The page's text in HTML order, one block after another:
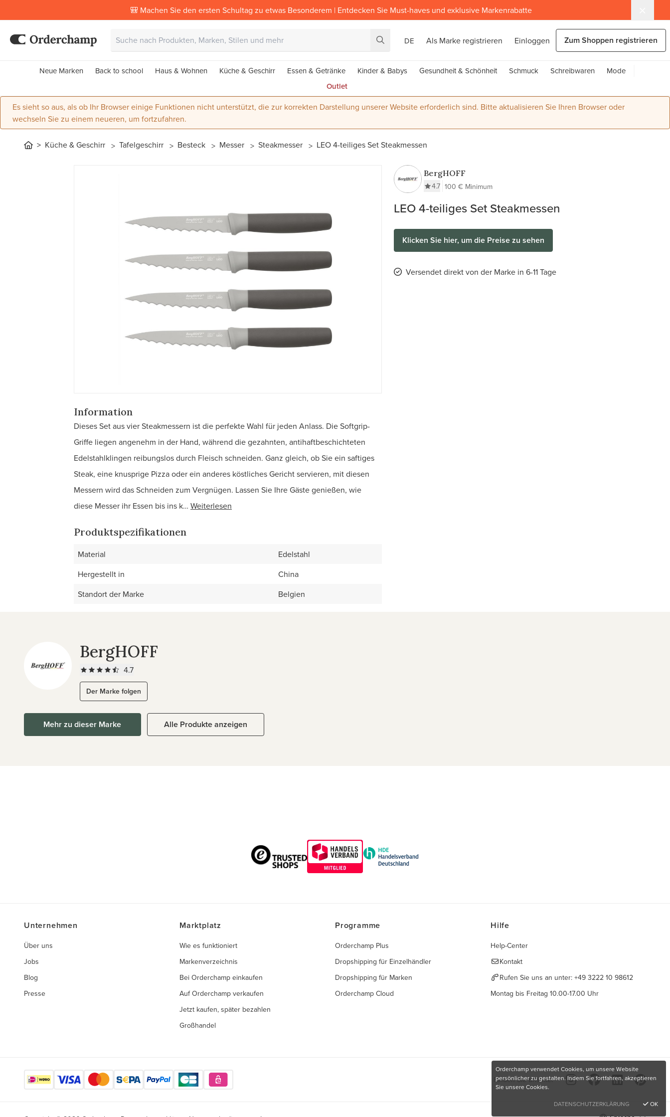
🎒 Machen Sie den ersten Schultag zu etwas Besonderem | Entdecken Sie Must-haves und exklusive Markenrabatte
DE Als Marke registrieren Einloggen Zum Shoppen registrieren
Neue Marken Back to school Haus & Wohnen Küche & Geschirr Essen & Getränke Kinder & Babys Gesundheit & Schönheit Schmuck Schreibwaren
Mode
Outlet
Es sieht so aus, als ob Ihr Browser einige Funktionen nicht unterstützt, die zur korrekten Darstellung unserer Website erforderlich sind. Bitte aktualisieren Sie Ihren Browser oder
wechseln Sie zu einem neueren, um fortzufahren.
Küche & Geschirr Tafelgeschirr Besteck Messer Steakmesser LEO 4-teiliges Set Steakmessen
BergHOFF
4.7 100 € Minimum
LEO 4-teiliges Set Steakmessen
Klicken Sie hier, um die Preise zu sehen
Versendet direkt von der Marke in 6-11 Tage
Information
Dieses Set aus vier Steakmessern ist die perfekte Wahl für jeden Anlass. Die Softgrip-
Griffe liegen angenehm in der Hand, während die gezahnten, antihaftbeschichteten
Edelstahlklingen reibungslos durch Fleisch schneiden. Ganz gleich, ob Sie ein saftiges
Steak, eine knusprige Pizza oder ein anderes köstliches Gericht servieren, mit diesen
Messern wird das Schneiden zum Vergnügen. Lassen Sie Ihre Gäste genießen, wie
diese Messer ihr Essen bis ins k… Weiterlesen
Produktspezifikationen
Material
Edelstahl
Hergestellt in
China
Standort der Marke
Belgien
BergHOFF
4.7
Der Marke folgen
Mehr zu dieser Marke Alle Produkte anzeigen
Unternehmen
Über uns
Jobs
Blog
Presse
Marktplatz
Wie es funktioniert
Markenverzeichnis
Bei Orderchamp einkaufen
Auf Orderchamp verkaufen
Jetzt kaufen, später bezahlen
Großhandel
Programme
Orderchamp Plus
Dropshipping für Einzelhändler
Dropshipping für Marken
Orderchamp Cloud
Hilfe
Help-Center
Kontakt
Rufen Sie uns an unter: +49 3222 10 98612
Montag bis Freitag 10.00-17.00 Uhr
Finden Sie uns hier
Orderchamp verwendet Cookies, um unsere Website
persönlicher zu gestalten. Indem Sie fortfahren, akzeptieren
Sie unsere Cookies.
DATENSCHUTZERKLÄRUNG
OK